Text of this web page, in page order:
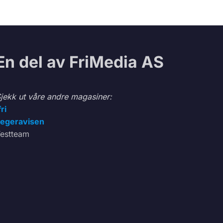
del av FriMedia AS
ut våre andre magasiner: